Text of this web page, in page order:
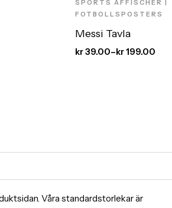
SPORTS AFFISCHER |
FOTBOLLSPOSTERS
Messi Tavla
kr39.00–kr199.00
Våra standardstorlekar är